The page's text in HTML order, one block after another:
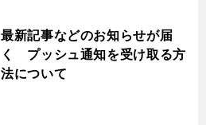
最新記事などのお知らせが届
く プッシュ通知を受け取る方
法について